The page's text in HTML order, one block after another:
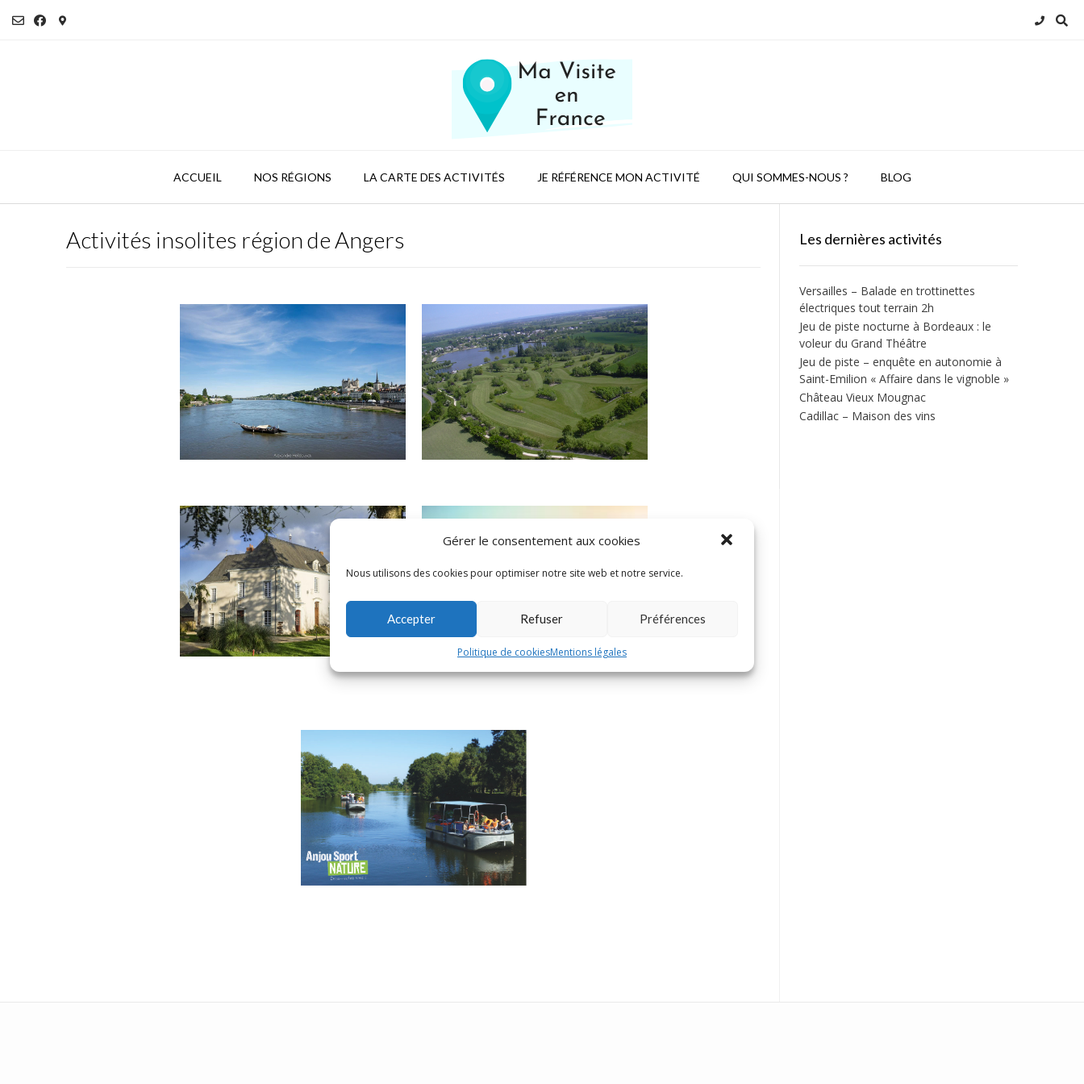
Gérer le consentement aux cookies
Nous utilisons des cookies pour optimiser notre site web et notre service.
Accepter Refuser Préférences
Politique de cookiesMentions légales
ACCUEIL NOS RÉGIONS LA CARTE DES ACTIVITÉS JE RÉFÉRENCE MON ACTIVITÉ QUI SOMMES-NOUS ? BLOG
Activités insolites région de Angers
Ménil - Château-Gontier
Chalonnes-sur-Loire - Louet
Les dernières activités
Versailles – Balade en trottinettes
électriques tout terrain 2h
Jeu de piste nocturne à Bordeaux : le
voleur du Grand Théâtre
Jeu de piste – enquête en autonomie à
Saint-Emilion « Affaire dans le vignoble »
Château Vieux Mougnac
Cadillac – Maison des vins